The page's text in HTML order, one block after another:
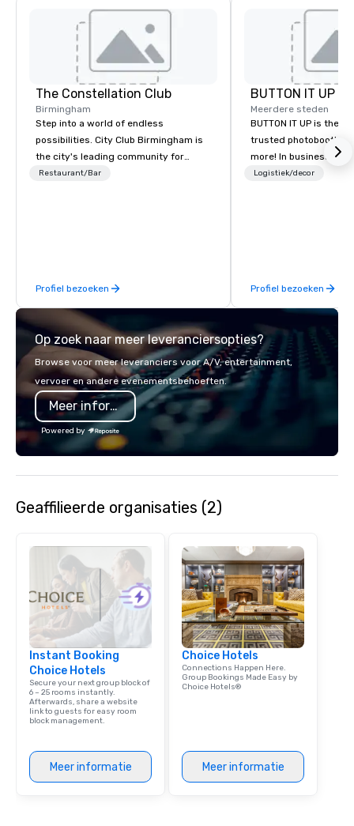
The Constellation Club
Birmingham
Step into a world of endless
possibilities. City Club Birmingham is
the city's leading community for
purpose and connection in the heart
socials while overlooking breathtaking
city views.
Restaurant/Bar
Profiel bezoeken
BUTTON IT UP
Meerdere steden
BUTTON IT UP is the
trusted photobooth
more! In business for 35+ years, we
have the largest
Logistiek/decor
Profiel bezoeken
Op zoek naar meer leveranciersopties?
Browse voor meer leveranciers voor A/V, entertainment,
vervoer en andere evenementsbehoeften.
Meer informatie
Powered by
Geaffilieerde organisaties (2)
Instant Booking
Choice Hotels
Secure your next group block of
6 – 25 rooms instantly.
Afterwards, share a website
link to guests for easy room
block management.
Meer informatie
Choice Hotels
Connections Happen Here.
Group Bookings Made Easy by
Choice Hotels®
Meer informatie